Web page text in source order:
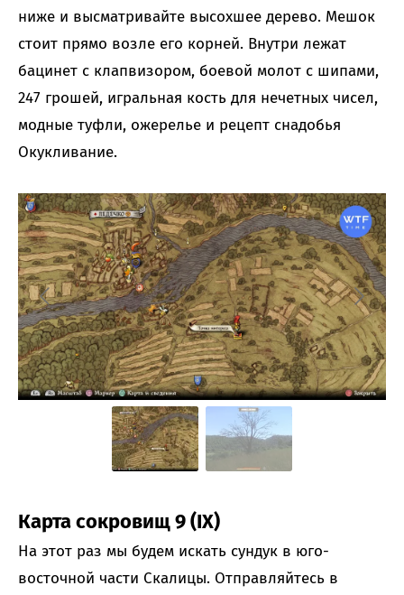
ниже и высматривайте высохшее дерево. Мешок
стоит прямо возле его корней. Внутри лежат
бацинет с клапвизором, боевой молот с шипами,
247 грошей, игральная кость для нечетных чисел,
модные туфли, ожерелье и рецепт снадобья
Окукливание.
Карта сокровищ 9 (IX)
На этот раз мы будем искать сундук в юго-
восточной части Скалицы. Отправляйтесь в